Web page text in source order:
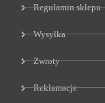
Regulamin sklepu
Wysyłka
Zwroty
Reklamacje